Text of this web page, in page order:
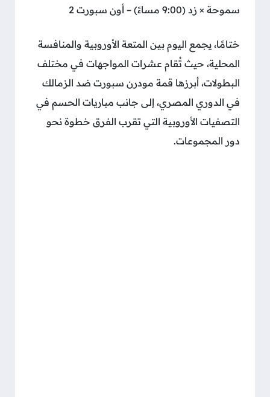
سموحة × زد (9:00 مساءً) – أون سبورت 2
ختامًا، يجمع اليوم بين المتعة الأوروبية والمنافسة
المحلية، حيث تُقام عشرات المواجهات في مختلف
البطولات، أبرزها قمة مودرن سبورت ضد الزمالك
في الدوري المصري، إلى جانب مباريات الحسم في
التصفيات الأوروبية التي تقرب الفرق خطوة نحو
دور المجموعات.